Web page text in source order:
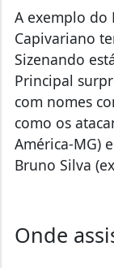
A exemplo do
Capivariano
Sizenando
Principal
com nomes
como os
América-MG)
Bruno Silva
Onde